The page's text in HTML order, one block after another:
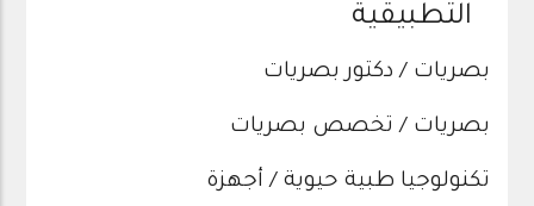
التطبيقية
بصريات / دكتور بصريات
بصريات / تخصص بصريات
تكنولوجيا طبية حيوية / أجهزة